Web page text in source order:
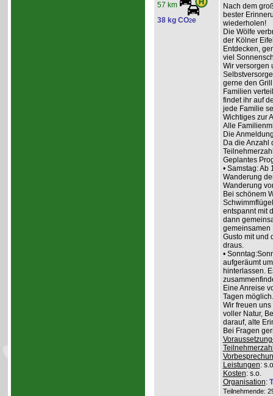
57 km
38 kg CO2e
Nach dem
bester
wiederholen!
Die Wölfe
der Kölner
Entdecken,
viel
Wir versorgen
gerne den
Familien
findet ihr auf
jede Familie
Wichtiges zur
Alle
Die
Da die Anzahl
Geplantes
• Samstag: Ab
Wanderung
Wanderung
Bei schönem
entspannt mit
dann
gemeinsamen
Gusto mit und
draus.
•
aufgeräumt
hinterlassen.
Eine Anreise
Tagen möglich.
Wir freuen
voller Natur,
darauf, alte
Bei Fragen
Leistungen:
Kosten: s.o.
Organisation:
Teilnehmende: